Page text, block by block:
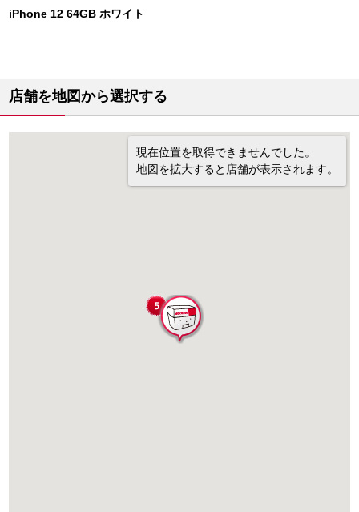
iPhone 12 64GB ホワイト
店舗を地図から選択する
現在位置を取得できませんでした。
地図を拡大すると店舗が表示されます。